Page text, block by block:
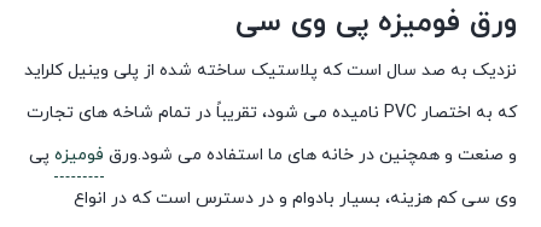
ورق فومیزه پی وی سی
نزدیک به صد سال است که پلاستیک ساخته شده از پلی وینیل کلراید
که به اختصار PVC نامیده می شود، تقریباً در تمام شاخه های تجارت
و صنعت و همچنین در خانه های ما استفاده می شود.ورق فومیزه پی
وی سی کم هزینه، بسیار بادوام و در دسترس است که در انواع